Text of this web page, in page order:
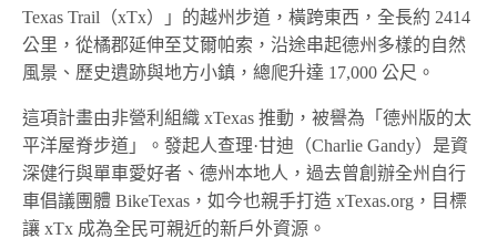
Texas Trail（xTx）」的越州步道，橫跨東西，全長約 2414
公里，從橘郡延伸至艾爾帕索，沿途串起德州多樣的自然
風景、歷史遺跡與地方小鎮，總爬升達 17,000 公尺。
這項計畫由非營利組織 xTexas 推動，被譽為「德州版的太
平洋屋脊步道」。發起人查理·甘迪（Charlie Gandy）是資
深健行與單車愛好者、德州本地人，過去曾創辦全州自行
車倡議團體 BikeTexas，如今也親手打造 xTexas.org，目標
讓 xTx 成為全民可親近的新戶外資源。